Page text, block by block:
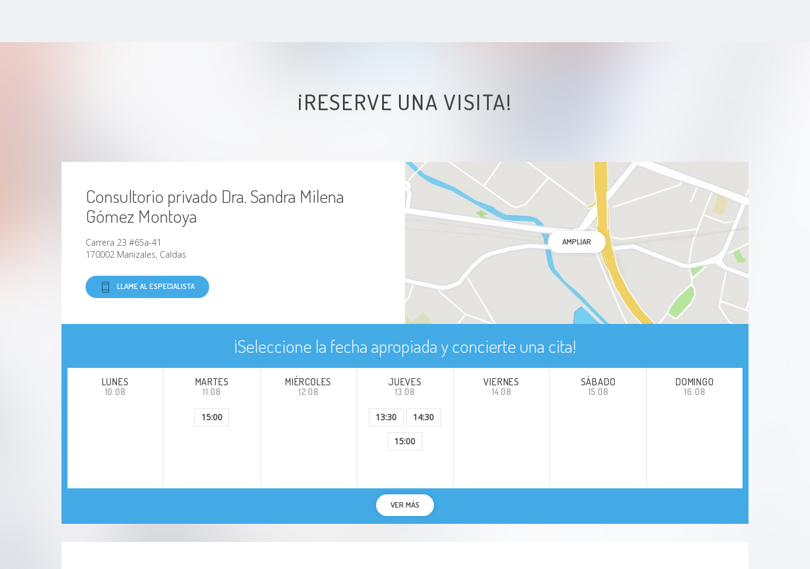
¡RESERVE UNA VISITA!
Consultorio privado Dra. Sandra Milena
Gómez Montoya
Carrera 23 #65a-41
170002 Manizales, Caldas
LLAME AL ESPECIALISTA
AMPLIAR
¡Seleccione la fecha apropiada y concierte una cita!
LUNES
10.08
MARTES
11.08
15:00
MIÉRCOLES
12.08
JUEVES
13.08
13:30 14:30
15:00
VIERNES
14.08
SÁBADO
15.08
DOMINGO
16.08
VER MÁS